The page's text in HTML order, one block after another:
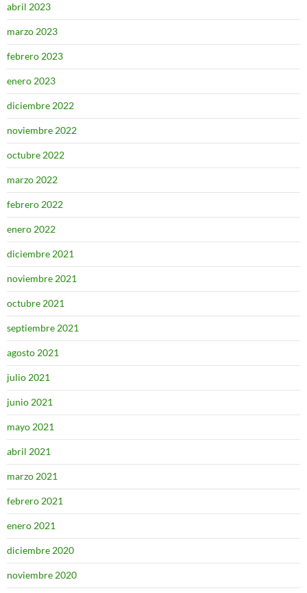
abril 2023
marzo 2023
febrero 2023
enero 2023
diciembre 2022
noviembre 2022
octubre 2022
marzo 2022
febrero 2022
enero 2022
diciembre 2021
noviembre 2021
octubre 2021
septiembre 2021
agosto 2021
julio 2021
junio 2021
mayo 2021
abril 2021
marzo 2021
febrero 2021
enero 2021
diciembre 2020
noviembre 2020